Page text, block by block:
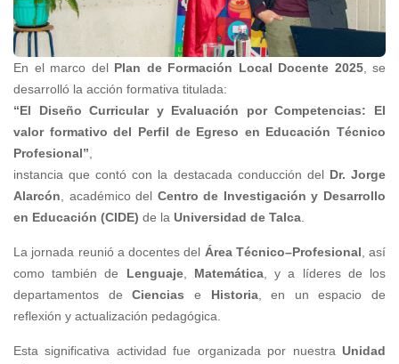
En el marco del Plan de Formación Local Docente 2025, se
desarrolló la acción formativa titulada:
“El Diseño Curricular y Evaluación por Competencias: El
valor formativo del Perfil de Egreso en Educación Técnico
Profesional”
instancia que contó con la destacada conducción del Dr. Jorge
Alarcón , académico del Centro de Investigación y Desarrollo
en Educación (CIDE) de la Universidad de Talca
La jornada reunió a docentes del Área Técnico–Profesional , así
como también de Lenguaje, Matemática, y a líderes de los
departamentos deCiencias e Historia, en un espacio de
reflexión y actualización pedagógica.
Esta significativa actividad fue organizada por nuestra Unidad